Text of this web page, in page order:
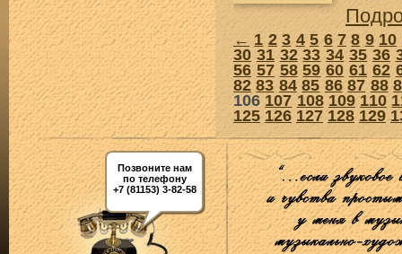
← 1 2 3 4 5 6 7 8 9 10
30 31 32 33 34 35 36
56 57 58 59 60 61 62
82 83 84 85 86 87 88
106 107 108 109 110
125 126 127 128 129
Позвоните нам
по телефону
+7 (81153) 3-82-58